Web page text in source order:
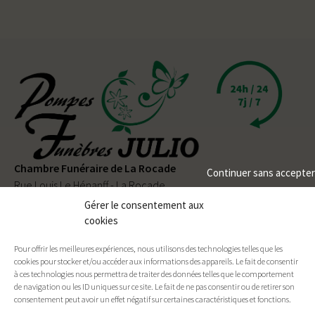
Gérer le consentement aux
cookies
Pour offrir les meilleures expériences, nous utilisons des technologies telles que les
cookies pour stocker et/ou accéder aux informations des appareils. Le fait de consentir
à ces technologies nous permettra de traiter des données telles que le comportement
de navigation ou les ID uniques sur ce site. Le fait de ne pas consentir ou de retirer son
consentement peut avoir un effet négatif sur certaines caractéristiques et fonctions.
Continuer sans accepter
Chambre Funéraire de La Rocade
Rue Louis Le Hénanff - La Rocade
56330 PLUVIGNER
02 97 50 90 80
Permanence téléphonique24h/24et7j/7